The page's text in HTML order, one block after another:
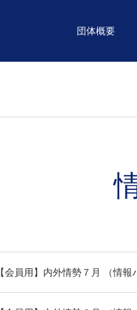
団体概要
【会員用】内外情勢７月 （情報